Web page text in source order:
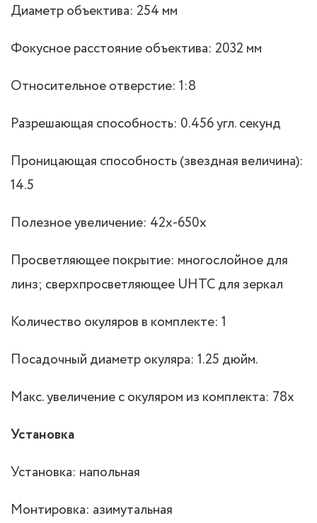
Диаметр объектива: 254 мм
Фокусное расстояние объектива: 2032 мм
Относительное отверстие: 1:8
Разрешающая способность: 0.456 угл. секунд
Проницающая способность (звездная величина):
14.5
Полезное увеличение: 42x-650x
Просветляющее покрытие: многослойное для
линз; сверхпросветляющее UHTC для зеркал
Количество окуляров в комплекте: 1
Посадочный диаметр окуляра: 1.25 дюйм.
Макс. увеличение с окуляром из комплекта: 78x
Установка
Установка: напольная
Монтировка: азимутальная